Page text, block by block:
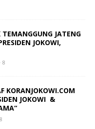
JATENG
JOKOWI,
8
KORANJOKOWI.COM
JOKOWI &
8